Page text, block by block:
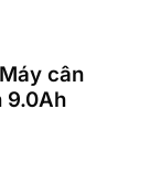
cân
9.0Ah